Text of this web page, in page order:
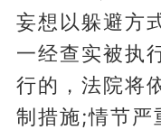
妄想以躲避方
一经查实被执
行的，法院将
制措施;情节严